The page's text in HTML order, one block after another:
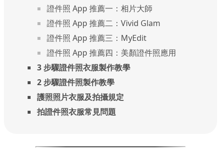
證件照 App 推薦一：相片大師
證件照 App 推薦二：Vivid Glam
證件照 App 推薦三：MyEdit
證件照 App 推薦四：美顏證件照應用
3 步驟證件照衣服製作教學
2 步驟證件照製作教學
護照照片衣服及拍攝規定
拍證件照衣服常見問題